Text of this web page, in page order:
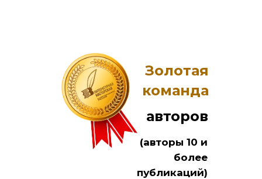
авторов
Золотая
команда
(авторы 10 и
более
публикаций)